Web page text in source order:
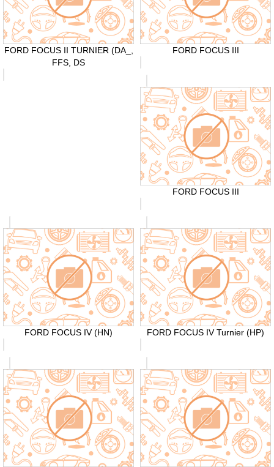
FORD FOCUS II TURNIER (DA_,
FFS, DS
FORD FOCUS III
FORD FOCUS III
FORD FOCUS IV (HN) FORD FOCUS IV Turnier (HP)